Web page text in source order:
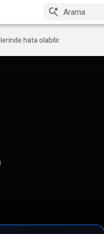
hata olabilir.